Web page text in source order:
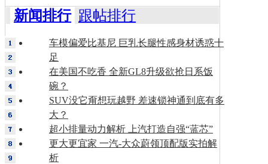
新闻排行 跟帖排行
车模偏爱比基尼 巨乳长腿性感身材诱惑十
足
在美国不吃香 全新GL8升级欲抢日系饭
碗？
SUV没它甭想玩越野 差速锁神通到底有多
大？
超小排量动力解析 上汽打造自强“蓝芯”
更大更宜家 一汽-大众蔚领顶配版实拍解
析